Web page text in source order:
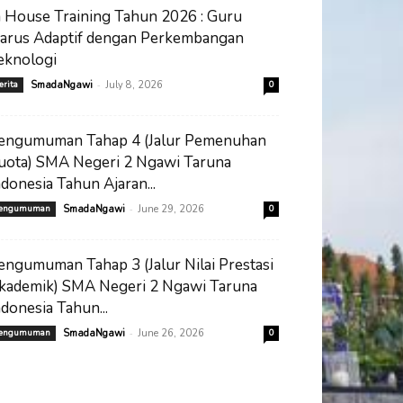
House Training Tahun 2026 : Guru
Adaptif dengan Perkembangan
SmadaNgawi - July 8, 2026 0
Tahap 4 (Jalur Pemenuhan
SMA Negeri 2 Ngawi Taruna
Tahun Ajaran...
SmadaNgawi - June 29, 2026 0
Tahap 3 (Jalur Nilai Prestasi
SMA Negeri 2 Ngawi Taruna
Tahun...
SmadaNgawi - June 26, 2026 0